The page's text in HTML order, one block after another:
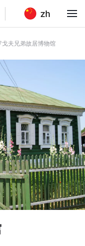
zh
戈夫兄弟故居博物馆